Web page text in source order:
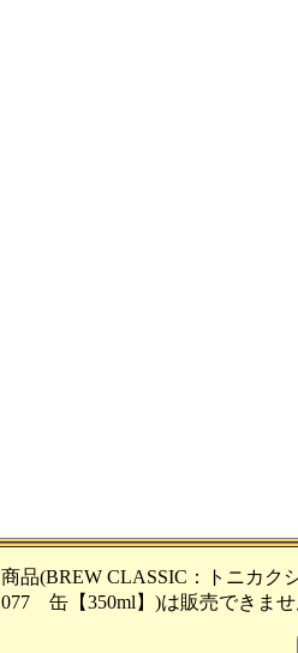
商品(BREW CLASSIC：トニカク
077 缶【350ml】)は販売できませ